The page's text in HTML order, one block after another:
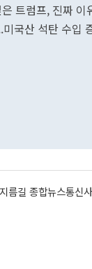
트럼프, 진짜 이
국산 석탄 수입
름길 종합뉴스통